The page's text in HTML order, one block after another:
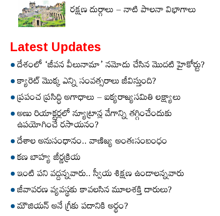
రక్షణ దుర్గాలు – నాటి పాలనా విభాగాలు
Latest Updates
దేశంలో ‘జీవన వీలునామా’ నమోదు చేసిన మొదటి హైకోర్టు?
క్యారెట్‌ మొక్క ఎన్ని సంవత్సరాలు జీవిస్తుంది?
ప్రపంచ ప్రసిద్ధి అగాధాలు – ఐక్యరాజ్యసమితి లక్ష్యాలు
అణు రియాక్టర్లలో న్యూట్రాన్ల వేగాన్ని తగ్గించేందుకు
ఉపయోగించే రసాయనం?
దేశాల అనుసంధానం.. వాణిజ్య అంతఃసంబంధం
కణ బాహ్య జీర్ణక్రియ
ఇంటి పని వద్దన్నవారు.. స్వీయ శిక్షణ ఉండాలన్నవారు
జీవావరణ వ్యవస్థకు కావలసిన మూలశక్తి దారులు?
మౌజియన్‌ అనే గ్రీకు పదానికి అర్థం?